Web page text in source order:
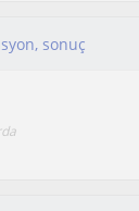
sonuç